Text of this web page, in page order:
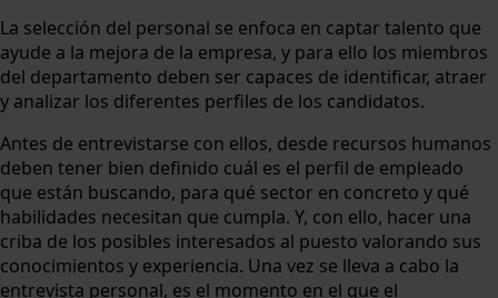
La selección del personal se enfoca en captar talento que
ayude a la mejora de la empresa, y para ello los miembros
del departamento deben ser capaces de identificar, atraer
y analizar los diferentes perfiles de los candidatos.
Antes de entrevistarse con ellos, desde recursos humanos
deben tener bien definido cuál es el perfil de empleado
que están buscando, para qué sector en concreto y qué
habilidades necesitan que cumpla. Y, con ello, hacer una
criba de los posibles interesados al puesto valorando sus
conocimientos y experiencia. Una vez se lleva a cabo la
entrevista personal, es el momento en el que el